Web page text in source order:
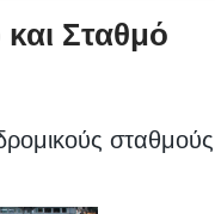
Σταθμό
σταθμούς